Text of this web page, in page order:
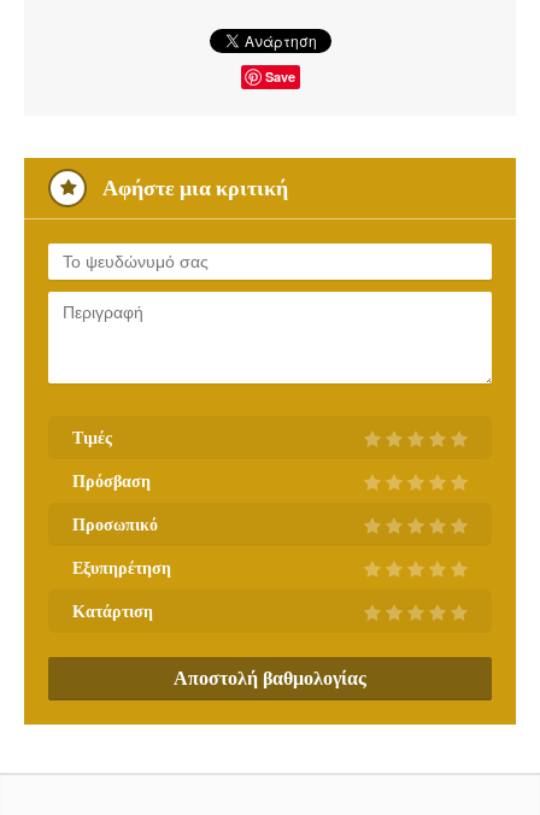
Save
Αφήστε μια κριτική
Τιμές
Πρόσβαση
Προσωπικό
Εξυπηρέτηση
Κατάρτιση
Αποστολή βαθμολογίας